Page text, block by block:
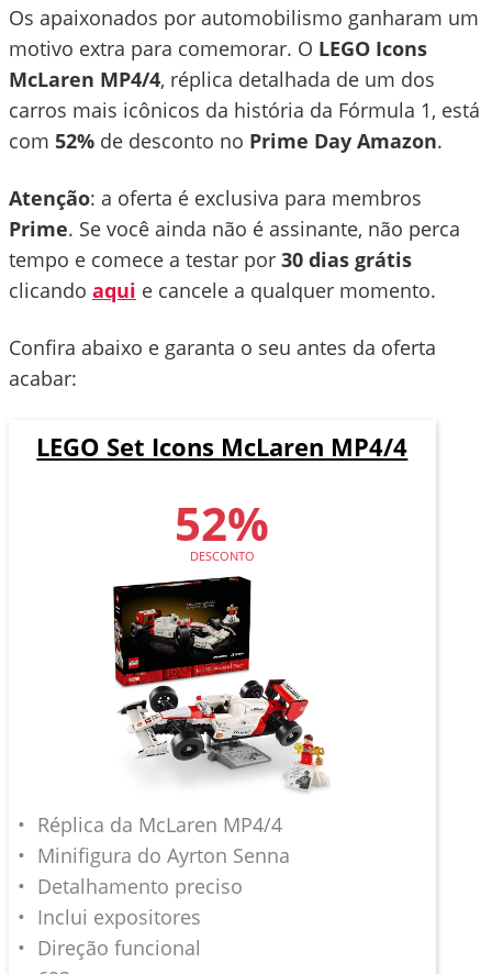
Os apaixonados por automobilismo ganharam um
motivo extra para comemorar. O LEGO Icons
McLaren MP4/4, réplica detalhada de um dos
carros mais icônicos da história da Fórmula 1, está
com 52% de desconto no Prime Day Amazon.
Atenção: a oferta é exclusiva para membros
Prime. Se você ainda não é assinante, não perca
tempo e comece a testar por 30 dias grátis
clicando aqui e cancele a qualquer momento.
Confira abaixo e garanta o seu antes da oferta
acabar:
LEGO Set Icons McLaren MP4/4
52%
DESCONTO
Réplica da McLaren MP4/4
Minifigura do Ayrton Senna
Detalhamento preciso
Inclui expositores
Direção funcional